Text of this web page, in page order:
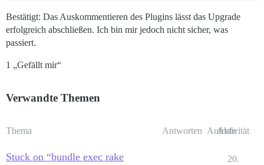
Bestätigt: Das Auskommentieren des Plugins lässt das Upgrade
erfolgreich abschließen. Ich bin mir jedoch nicht sicher, was
passiert.
1 „Gefällt mir“
Verwandte Themen
Thema Antworten Aufrufe
Aktivität
Stuck on “bundle exec rake
20.